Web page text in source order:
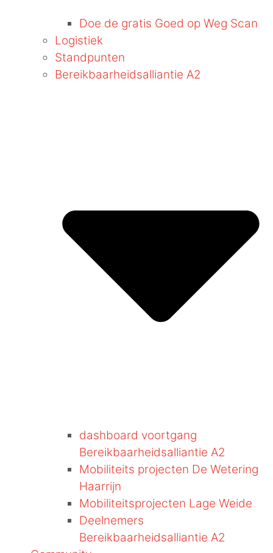
Doe de gratis Goed op Weg Scan
Logistiek
Standpunten
Bereikbaarheidsalliantie A2
dashboard voortgang
Bereikbaarheidsalliantie A2
Mobiliteits projecten De Wetering
Haarrijn
Mobiliteitsprojecten Lage Weide
Deelnemers
Bereikbaarheidsalliantie A2